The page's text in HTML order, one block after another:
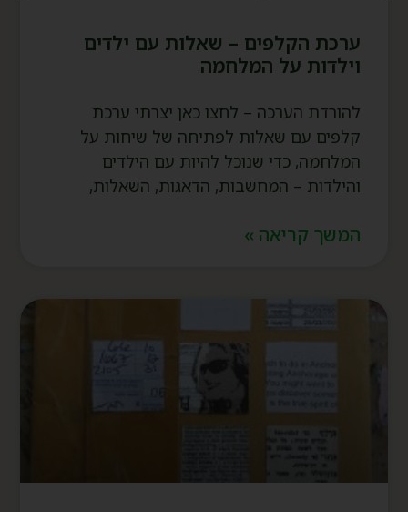
ערכת הקלפים – שאלות עם ילדים
וילדות על המלחמה
להורדת הערכה – לחצו כאן יצרתי ערכת
קלפים עם שאלות לפתיחה של שיחות על
המלחמה, כדי שנוכל להיות עם הילדים
והילדות – המחשבות, הדאגות, השאלות,
המשך קריאה »